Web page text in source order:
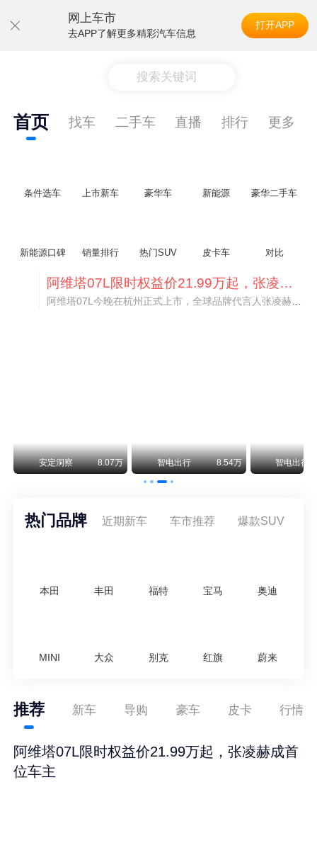
网上车市
去APP了解更多精彩汽车信息
打开APP
搜索关键词
首页 找车 二手车 直播 排行 更多
条件选车 上市新车 豪华车 新能源 豪华二手车
新能源口碑 销量排行 热门SUV 皮卡车 对比
阿维塔07L限时权益价21.99万起，张凌赫成首位车主
阿维塔07L今晚在杭州正式上市，全球品牌代言人张凌赫现场提车，成为这台车的第一位主人。三个版本：Elite纯电版22.99万，Max+后驱纯电版24.99万，Ultra三电机四驱版27.99万。
安定洞察 8.07万 智电出行 8.54万 智电出行
热门品牌 近期新车 车市推荐 爆款SUV
本田 丰田 福特 宝马 奥迪
MINI 大众 别克 红旗 蔚来
推荐 新车 导购 豪车 皮卡 行情
阿维塔07L限时权益价21.99万起，张凌赫成首
位车主